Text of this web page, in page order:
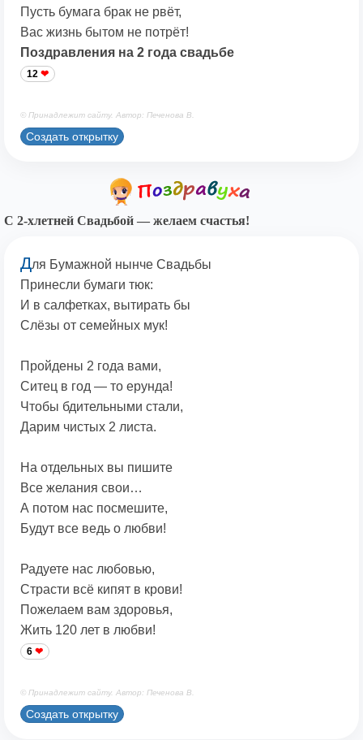
Пусть бумага брак не рвёт,
Вас жизнь бытом не потрёт!
Поздравления на 2 года свадьбе
12
© Принадлежит сайту. Автор: Печенова В.
Создать открытку
С 2-хлетней Свадьбой — желаем счастья!
Для Бумажной нынче Свадьбы
Принесли бумаги тюк:
И в салфетках, вытирать бы
Слёзы от семейных мук!
Пройдены 2 года вами,
Ситец в год — то ерунда!
Чтобы бдительными стали,
Дарим чистых 2 листа.
На отдельных вы пишите
Все желания свои…
А потом нас посмешите,
Будут все ведь о любви!
Радуете нас любовью,
Страсти всё кипят в крови!
Пожелаем вам здоровья,
Жить 120 лет в любви!
6
© Принадлежит сайту. Автор: Печенова В.
Создать открытку